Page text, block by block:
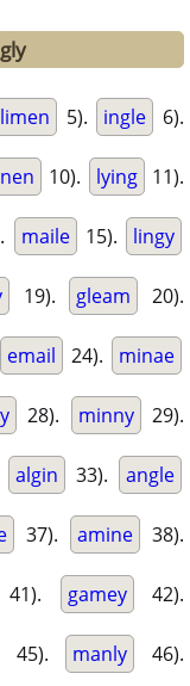
limen 5). ingle 6).
10). lying 11).
maile 15). lingy
19). gleam 20).
email 24). minae
28). minny 29).
algin 33). angle
37). amine 38).
41). gamey 42).
45). manly 46).